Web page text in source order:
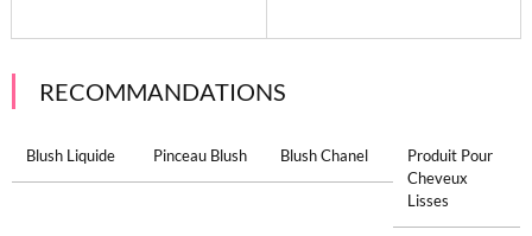
RECOMMANDATIONS
Blush Liquide Pinceau Blush Blush Chanel
Produit Pour
Cheveux
Lisses